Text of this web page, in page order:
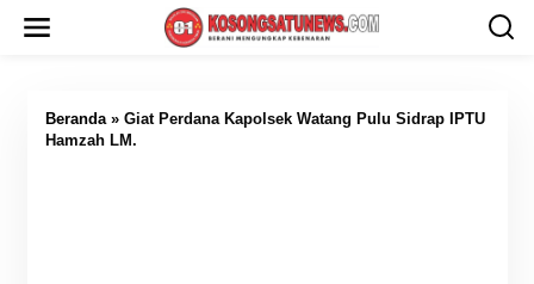
Beranda» Giat Perdana Kapolsek Watang Pulu Sidrap IPTU
Hamzah LM.